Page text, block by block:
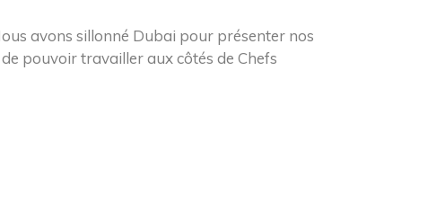
avons sillonné Dubai pour présenter nos
pouvoir travailler aux côtés de Chefs